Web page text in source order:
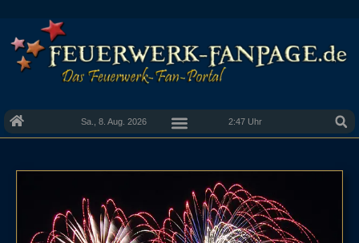
Sa., 8. Aug. 2026 2:47 Uhr